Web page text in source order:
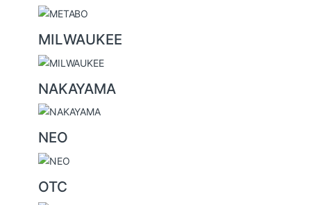
MILWAUKEE
NAKAYAMA
NEO
OTC